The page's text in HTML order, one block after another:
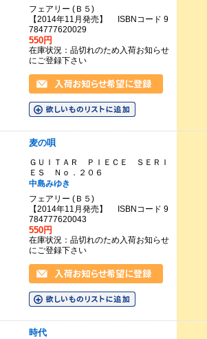
フェアリー (Ｂ５)
【2014年11月発売】 ISBNコード 9
784777620029
550円
在庫状況：品切れのため入荷お知らせ
にご登録下さい
麦の唄
ＧＵＩＴＡＲ ＰＩＥＣＥ ＳＥＲＩ
ＥＳ Ｎｏ．２０６
中島みゆき
フェアリー (Ｂ５)
【2014年11月発売】 ISBNコード 9
784777620043
550円
在庫状況：品切れのため入荷お知らせ
にご登録下さい
時代